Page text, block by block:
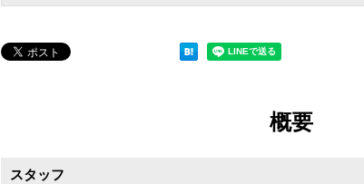
概要
スタッフ